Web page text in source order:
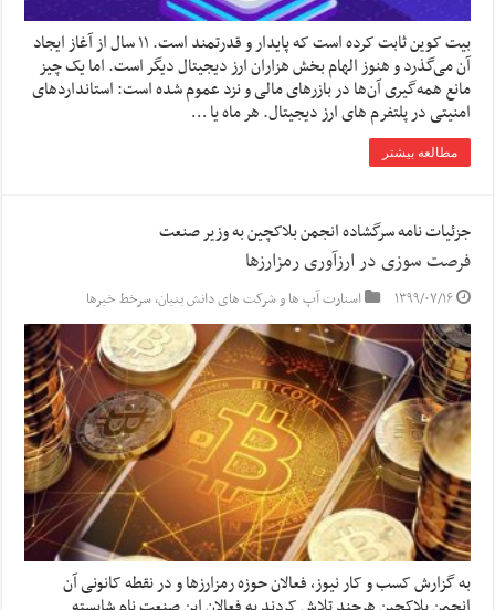
بیت کوین ثابت کرده است که پایدار و قدرتمند است. ۱۱ سال از آغاز ایجاد
آن می‌گذرد و هنوز الهام بخش هزاران ارز دیجیتال دیگر است. اما یک چیز
مانع همه‌گیری آ‌ن‌ها در بازرهای مالی و نزد عموم شده است: استانداردهای
امنیتی در پلتفرم های ارز دیجیتال. هر ماه یا …
مطالعه بیشتر
جزئیات نامه سرگشاده انجمن بلاکچین به وزیر صنعت
فرصت سوزی در ارزآوری رمزارزها
۱۳۹۹/۰۷/۱۶ استارت آپ ها و شرکت های دانش بنیان,سرخط خبرها
به گزارش کسب و کار نیوز، فعالان حوزه رمزارزها و در نقطه کانونی آن